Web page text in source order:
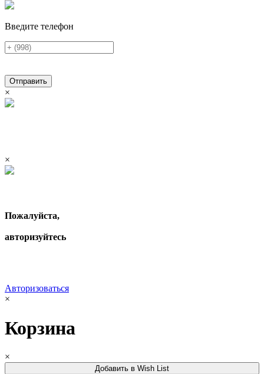
Введите телефон
Отправить
×
×
Пожалуйста,
авторизуйтесь
Авторизоваться
×
Корзина
×
Добавить в Wish List